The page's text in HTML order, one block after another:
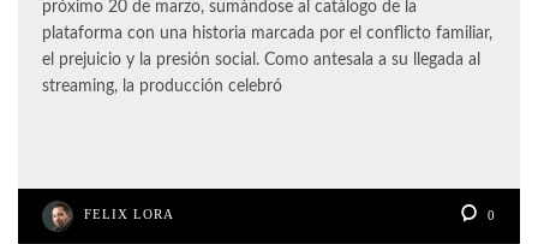
próximo 20 de marzo, sumándose al catálogo de la
plataforma con una historia marcada por el conflicto familiar,
el prejuicio y la presión social. Como antesala a su llegada al
streaming, la producción celebró
FELIX LORA 0